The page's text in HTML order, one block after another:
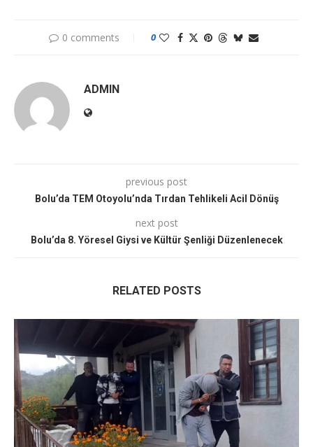
0 comments 0
ADMIN
previous post
Bolu’da TEM Otoyolu’nda Tırdan Tehlikeli Acil Dönüş
next post
Bolu’da 8. Yöresel Giysi ve Kültür Şenliği Düzenlenecek
RELATED POSTS